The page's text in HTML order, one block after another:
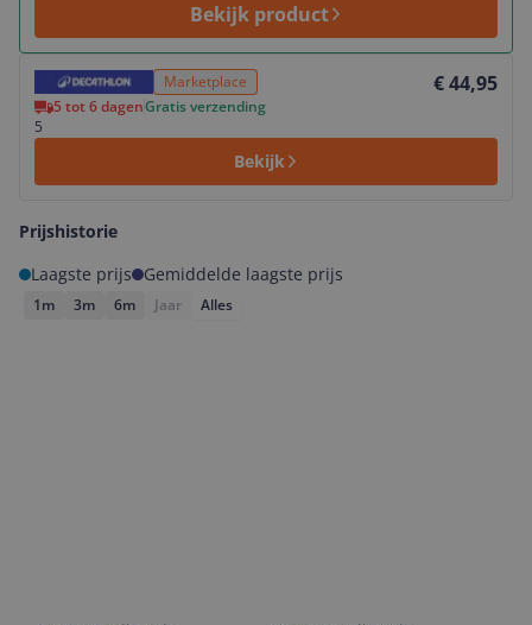
Bekijk product
Marketplace € 44,95
5 tot 6 dagenGratis verzending
5
Bekijk
Bekijk product
Prijshistorie
Laagste prijs
Gemiddelde laagste prijs
1m 3m 6m Jaar Alles